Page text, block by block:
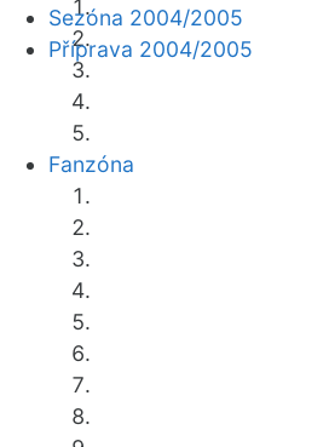
Fanzóna
Sezóna 2004/2005
Příprava 2004/2005